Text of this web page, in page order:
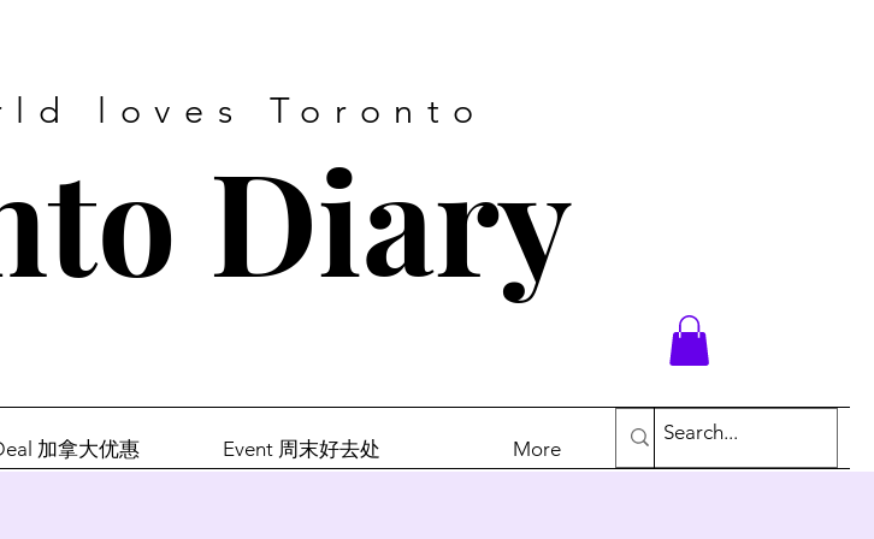
loves Toronto
Diary
加拿大优惠 Event 周末好去处 More